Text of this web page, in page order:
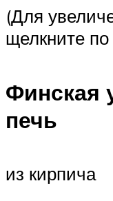
(Для
щелкните по
Финская
печь
из кирпича